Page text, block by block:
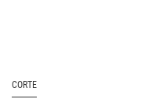
CORTE